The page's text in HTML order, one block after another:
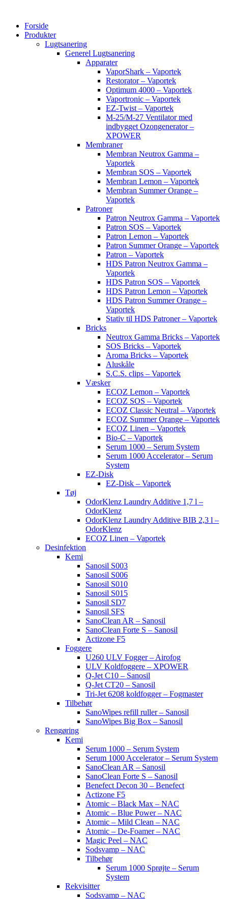
indholdForside
Produkter
Lugtsanering
Generel Lugtsanering
Apparater
VaporShark – Vaportek
Restorator – Vaportek
Optimum 4000 – Vaportek
Vaportronic – Vaportek
EZ-Twist – Vaportek
M-25/M-27 Ventilator med
indbygget Ozongenerator –
XPOWER
Membraner
Membran Neutrox Gamma –
Vaportek
Membran SOS – Vaportek
Membran Lemon – Vaportek
Membran Summer Orange –
Vaportek
Patroner
Patron Neutrox Gamma – Vaportek
Patron SOS – Vaportek
Patron Lemon – Vaportek
Patron Summer Orange – Vaportek
Patron – Vaportek
HDS Patron Neutrox Gamma –
Vaportek
HDS Patron SOS – Vaportek
HDS Patron Lemon – Vaportek
HDS Patron Summer Orange –
Vaportek
Stativ til HDS Patroner – Vaportek
Bricks
Neutrox Gamma Bricks – Vaportek
SOS Bricks – Vaportek
Aroma Bricks – Vaportek
Aluskåle
S.C.S. clips – Vaportek
Væsker
ECOZ Lemon – Vaportek
ECOZ SOS – Vaportek
ECOZ Classic Neutral – Vaportek
ECOZ Summer Orange – Vaportek
ECOZ Linen – Vaportek
Bio-C – Vaportek
Serum 1000 – Serum System
Serum 1000 Accelerator – Serum
System
EZ-Disk
EZ-Disk – Vaportek
Tøj
OdorKlenz Laundry Additive 1,7 l –
OdorKlenz
OdorKlenz Laundry Additive BIB 2,3 l –
OdorKlenz
ECOZ Linen – Vaportek
Desinfektion
Kemi
Sanosil S003
Sanosil S006
Sanosil S010
Sanosil S015
Sanosil SD7
Sanosil SFS
SanoClean AR – Sanosil
SanoClean Forte S – Sanosil
Actizone F5
Foggere
U260 ULV Fogger – Airofog
ULV Koldfoggere – XPOWER
Q-Jet C10 – Sanosil
Q-Jet CT20 – Sanosil
Tri-Jet 6208 koldfogger – Fogmaster
Tilbehør
SanoWipes refill ruller – Sanosil
SanoWipes Big Box – Sanosil
Rengøring
Kemi
Serum 1000 – Serum System
Serum 1000 Accelerator – Serum System
SanoClean AR – Sanosil
SanoClean Forte S – Sanosil
Benefect Decon 30 – Benefect
Actizone F5
Atomic – Black Max – NAC
Atomic – Blue Power – NAC
Atomic – Mild Clean – NAC
Atomic – De-Foamer – NAC
Magic Peel – NAC
Sodsvamp – NAC
Tilbehør
Serum 1000 Sprøjte – Serum
System
Rekvisitter
Sodsvamp – NAC